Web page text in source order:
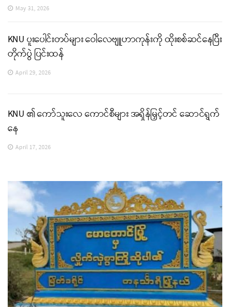
May 31, 2026
KNU ပူးပေါင်းတပ်များ ဝေါလေဗျူဟာကုန်းကို ထိုးစစ်ဆင်နေပြီး
တိုက်ပွဲ ပြင်းထန်
April 29, 2026
KNU ၏ ကော်သူးလေ ကောင်စီများ အရှိန်မြှင့်တင် ဆောင်ရွက်
နေ
April 17, 2026